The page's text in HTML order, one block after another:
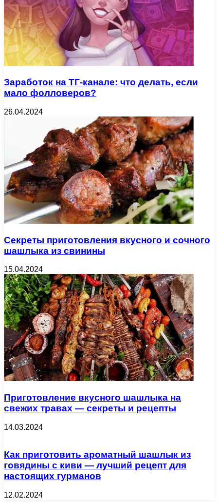
Заработок на ТГ-канале: что делать, если
мало фолловеров?
26.04.2024
Секреты приготовления вкусного и сочного
шашлыка из свинины
15.04.2024
Приготовление вкусного шашлыка на
свежих травах — секреты и рецепты
14.03.2024
Как приготовить ароматный шашлык из
говядины с киви — лучший рецепт для
настоящих гурманов
12.02.2024